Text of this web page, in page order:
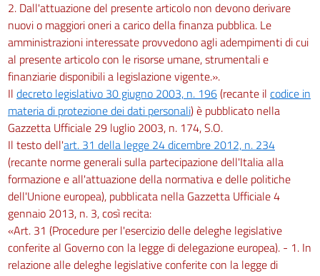
2. Dall'attuazione del presente articolo non devono derivare
nuovi o maggiori oneri a carico della finanza pubblica. Le
amministrazioni interessate provvedono agli adempimenti di cui
al presente articolo con le risorse umane, strumentali e
finanziarie disponibili a legislazione vigente.».
Il decreto legislativo 30 giugno 2003, n. 196(recante il codice in
materia di protezione dei dati personali) è pubblicato nella
Gazzetta Ufficiale 29 luglio 2003, n. 174, S.O.
Il testo dell'art. 31 della legge 24 dicembre 2012, n. 234
(recante norme generali sulla partecipazione dell'Italia alla
formazione e all'attuazione della normativa e delle politiche
dell'Unione europea), pubblicata nella Gazzetta Ufficiale 4
gennaio 2013, n. 3, così recita:
«Art. 31 (Procedure per l'esercizio delle deleghe legislative
conferite al Governo con la legge di delegazione europea). - 1. In
relazione alle deleghe legislative conferite con la legge di